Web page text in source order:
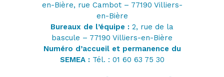
en-Bière, rue Cambot – 77190 Villiers-
en-Bière
Bureaux de l’équipe : 2, rue de la
bascule – 77190 Villiers-en-Bière
Numéro d’accueil et permanence du
SEMEA : Tél. : 01 60 63 75 30